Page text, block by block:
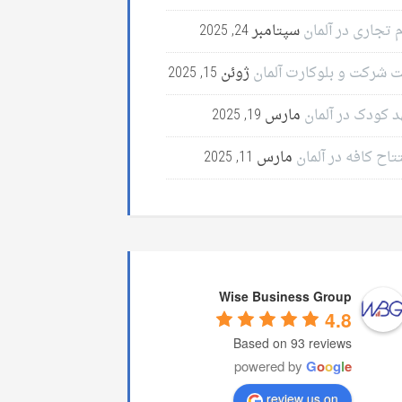
تجاری در آلمانسپتامبر 24, 2025
شرکت و بلوکارت آلمان ژوئن 15, 2025
کودک در آلمان مارس 19, 2025
کافه در آلمان مارس 11, 2025
Wise Business Group
4.8
Based on 93 reviews
powered by Google